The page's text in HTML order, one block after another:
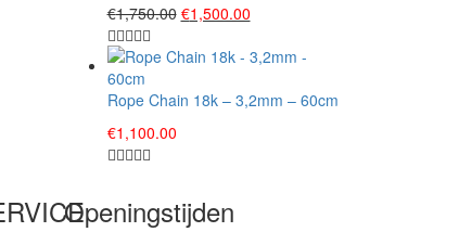
€1,750.00 Original
was:
€1,500.00Current
is:
Rope Chain 18k – 3,2mm – 60cm
€1,100.00
Openingstijden